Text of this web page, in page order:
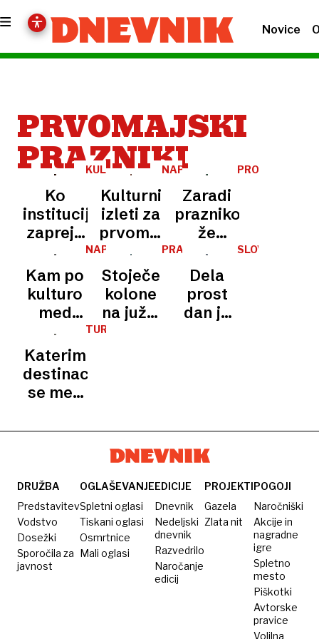
Novice
PRVOMAJSKI
PRAZNIKI
KULTURA
Ko
institucije
zaprejo
vrata,
se
kultura
preseli
NAPOVED
Kulturni
izleti za
prvomajske
dni: kaj
je
odprto?
PROMET
Zaradi
praznikov
že
danes
gneča
na
cestah.
Kje jo
NAPOVEDNIK
Kam po
kulturo
med
prazniki?
PRAZNIČNA
Stoječe
kolone
na južni
ljubljanski
SLOVENIJA
Dela
prost
dan je
TURIZEM
Katerim
destinacijam
se med
obeta
DRUŽBA
Predstavitev
Vodstvo
Dosežki
Sporočila za
javnost
OGLAŠEVANJE
Spletni oglasi
Tiskani oglasi
Osmrtnice
Mali oglasi
EDICIJE
Dnevnik
Nedeljski
dnevnik
Razvedrilo
Naročanje
edicij
PROJEKTI
Gazela
Zlata nit
POGOJI
Naročniški
Akcije in
nagradne
igre
Spletno
mesto
Piškotki
Avtorske
pravice
Volilna